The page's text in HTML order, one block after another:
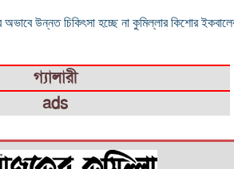
উন্নত চিকিৎসা হচ্ছে না কুমিল্লার কিশোর
গ্যালারী
ads